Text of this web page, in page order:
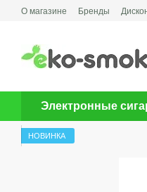
Перейти к основному
О магазине Бренды
Электронные
НОВИНКА